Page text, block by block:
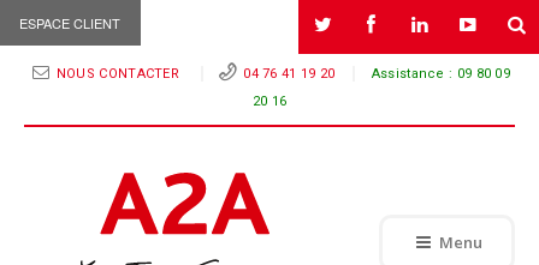
ESPACE CLIENT
NOUS CONTACTER 04 76 41 19 20 Assistance : 09 80 09
20 16
Menu